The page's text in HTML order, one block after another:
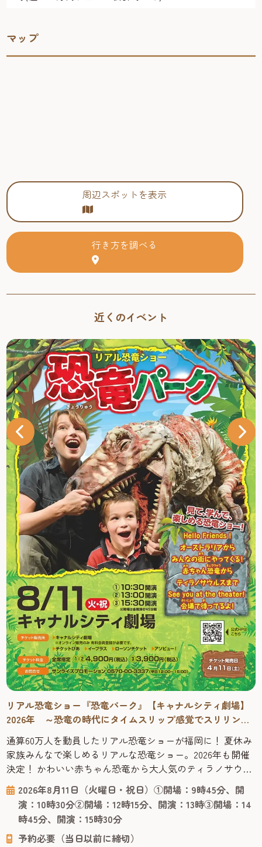
マップ
周辺スポットを表示
行き方を調べる
近くのイベント
リアル恐竜ショー『恐竜パーク』【キャナルシティ劇場】
2026年 ～恐竜の時代にタイムスリップ感覚でスリリング
に学べる！
通算60万人を動員したリアル恐竜ショーが福岡に！ 夏休み
家族みんなで楽しめるリアルな恐竜ショー。2026年も開催
決定！ かわいい赤ちゃん恐竜から大人気のティラノサウル
スまで登場する、オーストラリアからやってきたリアル恐
竜ショー「恐竜パーク」は、恐竜が生きていた時代にタイ
ムスリップした感覚で楽しくスリリングに学べる、ファミ
リー向けのパフォーマンスショー。 客席で観るだけでな
く、ラッキーなお客様...
2026年8月11日（火曜日・祝日）①開場：9時45分、開
演：10時30分②開場：12時15分、開演：13時③開場：14
時45分、開演：15時30分
予約必要（当日以前に締切）